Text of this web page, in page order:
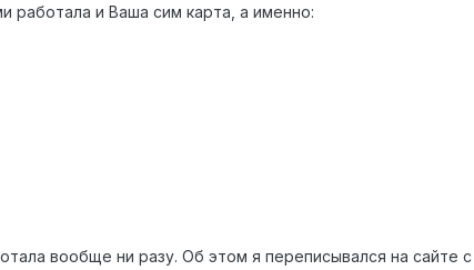
работала и Ваша сим карта, а именно:
вообще ни разу. Об этом я переписывался на